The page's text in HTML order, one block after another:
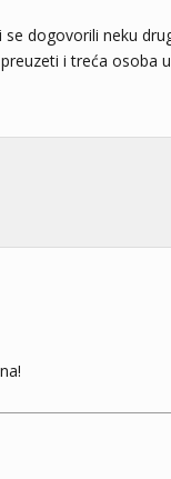
dogovorili neku
i treća osoba